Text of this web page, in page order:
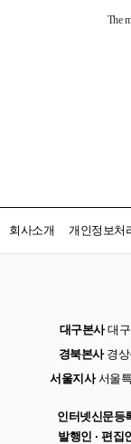
회사소개 개인정보처
대구본사대구
경북본사경상
서울지사서울
인터넷신문등
발행인 · 편집인